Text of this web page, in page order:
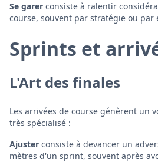
Se garer consiste à ralentir
course, souvent par stratégie ou par
Sprints et
L'Art des finales
Les arrivées de course génèrent un
très spécialisé :
Ajuster consiste à devancer un
mètres d'un sprint, souvent après